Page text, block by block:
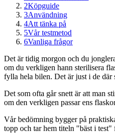
2Köpguide
3Användning
4Att tänka på
5Vår testmetod
6Vanliga frågor
Det är tidig morgon och du
om du verkligen hann sterilisera
fylla hela bilen. Det är just i de där
Det som ofta går snett är att man
om den verkligen passar ens
Vår bedömning bygger på
topp och tar hem titeln "bäst i test"